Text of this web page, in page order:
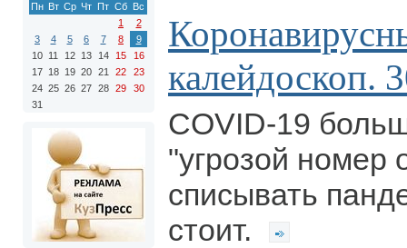
Пн Вт Ср Чт Пт Сб Вс
1
2
3
4 5 6 7 8
9
10 11 12 13 14 15
16
17 18 19 20 21 22
23
24 25 26 27 28 29
30
31
калейдоскоп.
COVID-19
"угрозой номер
списывать
стоит.